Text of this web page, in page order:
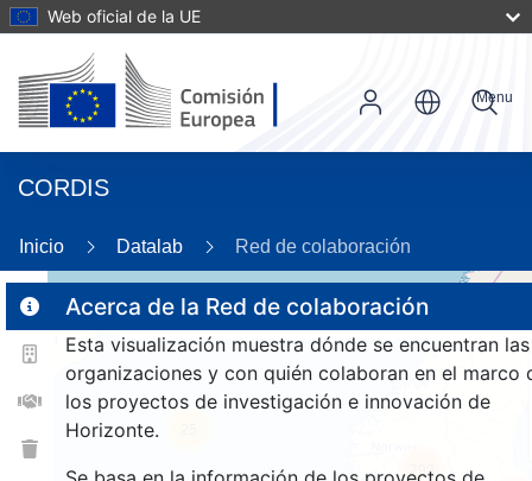
Web oficial de la UE
CORDIS
Menu
Inicio Datalab Red de colaboración
Acerca de la Red de colaboración
Esta visualización muestra dónde se encuentran las
organizaciones y con quién colaboran en el marco
los proyectos de investigación e innovación de
Horizonte.
793